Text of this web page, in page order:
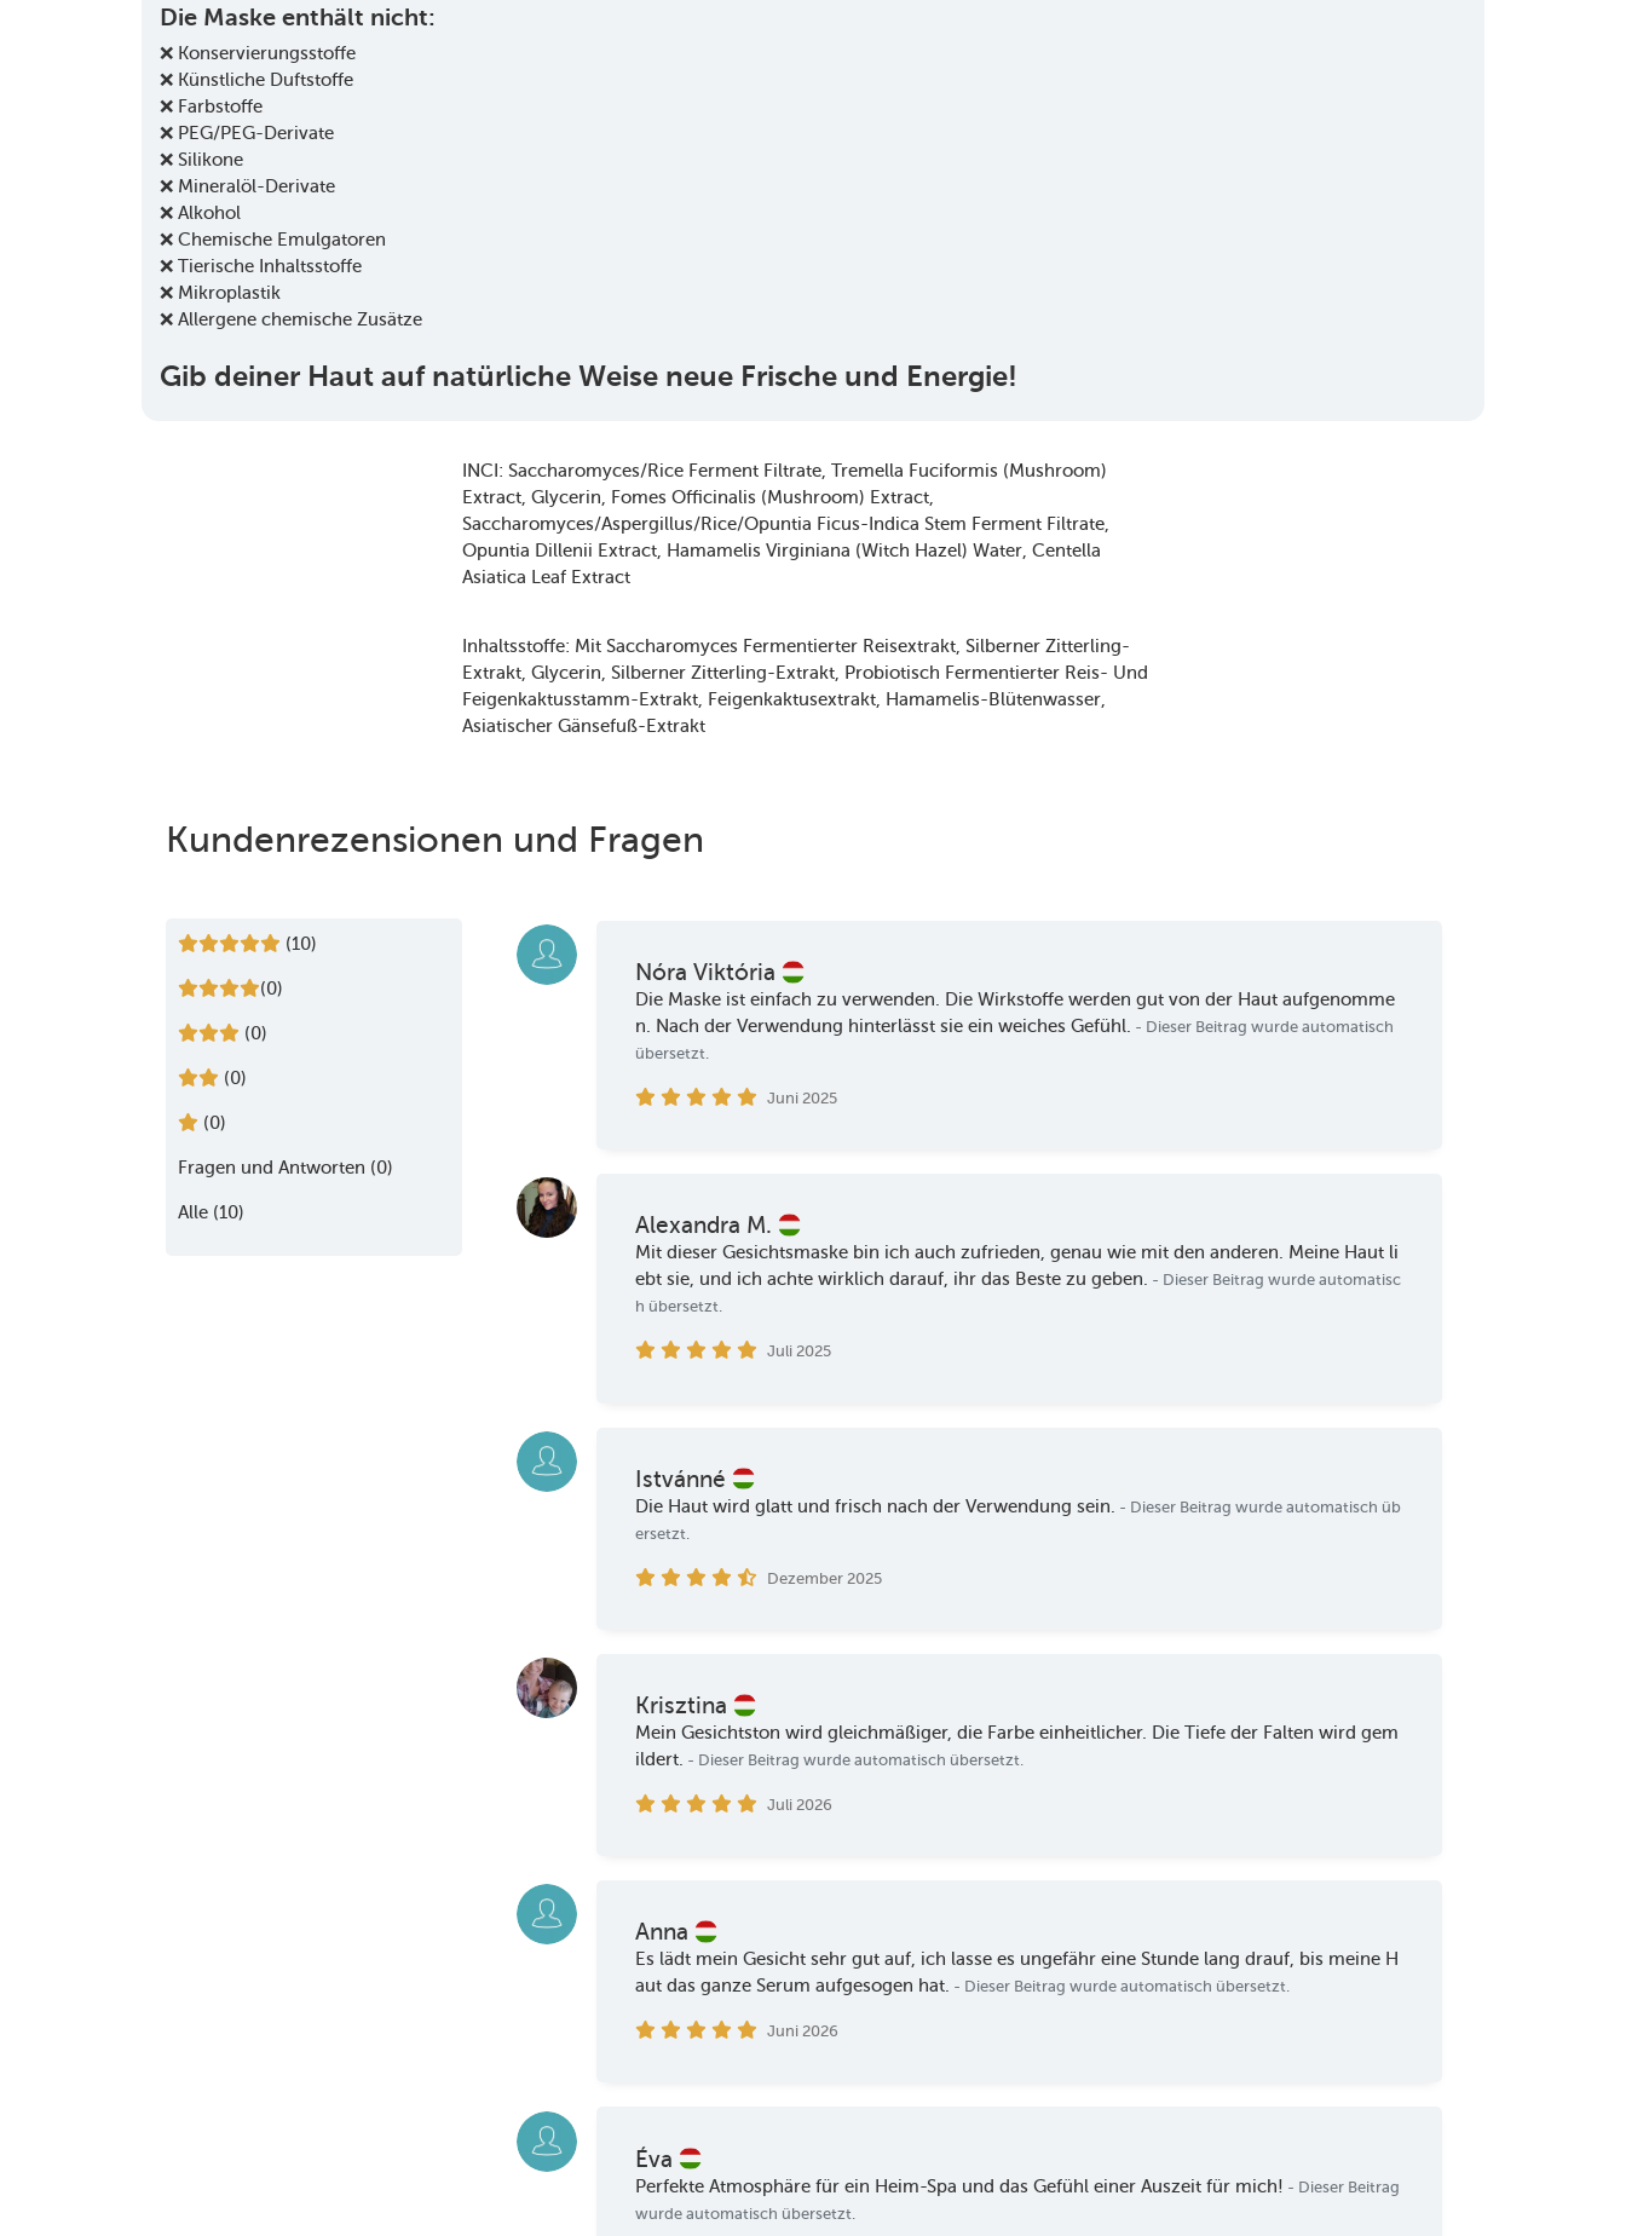
Die Maske enthält nicht:
❌ Konservierungsstoffe
❌ Künstliche Duftstoffe
❌ Farbstoffe
❌ PEG/PEG-Derivate
❌ Silikone
❌ Mineralöl-Derivate
❌ Alkohol
❌ Chemische Emulgatoren
❌ Tierische Inhaltsstoffe
❌ Mikroplastik
❌ Allergene chemische Zusätze
Gib deiner Haut auf natürliche Weise neue Frische und Energie!
INCI: Saccharomyces/Rice Ferment Filtrate Tremella Fuciformis (Mushroom)
Extract Glycerin Fomes Officinalis (Mushroom) Extract
Saccharomyces/Aspergillus/Rice/Opuntia Ficus-Indica Stem Ferment Filtrate
Opuntia Dillenii Extract Hamamelis Virginiana (Witch Hazel) Water Centella
Asiatica Leaf Extract
Inhaltsstoffe: Mit Saccharomyces Fermentierter Reisextrakt Silberner Zitterling-
Extrakt Glycerin Silberner Zitterling-Extrakt Probiotisch Fermentierter Reis- Und
Feigenkaktusstamm-Extrakt Feigenkaktusextrakt Hamamelis-Blütenwasser
Asiatischer Gänsefuß-Extrakt
Kundenrezensionen und Fragen
(10)
(0)
(0)
(0)
(0)
Fragen und Antworten (0)
Alle (10)
Nóra Viktória
Die Maske ist einfach zu verwenden. Die Wirkstoffe werden gut von der Haut aufgenomme
n. Nach der Verwendung hinterlässt sie ein weiches Gefühl. - Dieser Beitrag wurde automatisch
übersetzt.
Juni 2025
Alexandra M.
Mit dieser Gesichtsmaske bin ich auch zufrieden, genau wie mit den anderen. Meine Haut li
ebt sie, und ich achte wirklich darauf, ihr das Beste zu geben. - Dieser Beitrag wurde automatisc
h übersetzt.
Juli 2025
Istvánné
Die Haut wird glatt und frisch nach der Verwendung sein. - Dieser Beitrag wurde automatisch üb
ersetzt.
Dezember 2025
Krisztina
Mein Gesichtston wird gleichmäßiger, die Farbe einheitlicher. Die Tiefe der Falten wird gem
ildert. - Dieser Beitrag wurde automatisch übersetzt.
Juli 2026
Anna
Es lädt mein Gesicht sehr gut auf, ich lasse es ungefähr eine Stunde lang drauf, bis meine H
aut das ganze Serum aufgesogen hat. - Dieser Beitrag wurde automatisch übersetzt.
Juni 2026
Éva
Perfekte Atmosphäre für ein Heim-Spa und das Gefühl einer Auszeit für mich! - Dieser Beitrag
wurde automatisch übersetzt.